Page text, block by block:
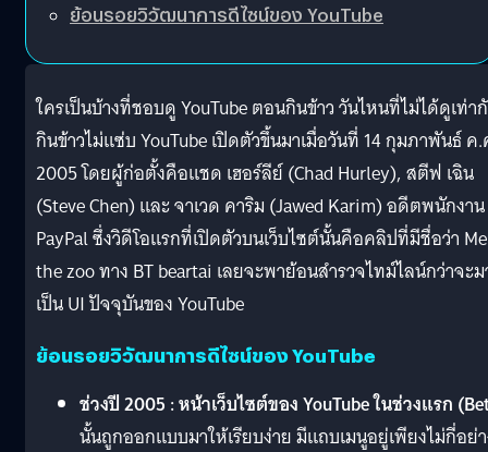
ย้อนรอยวิวัฒนาการดีไซน์ของ YouTube
ใครเป็นบ้างที่ชอบดู YouTube ตอนกินข้าว วันไหนที่ไม่ได้ดูเท่า
กินข้าวไม่แซ่บ YouTube เปิดตัวขึ้นมาเมื่อวันที่ 14 กุมภาพันธ์ ค
2005 โดยผู้ก่อตั้งคือแชด เฮอร์ลีย์ (Chad Hurley), สตีฟ เฉิน
(Steve Chen) และ จาเวด คาริม (Jawed Karim) อดีตพนักงาน
PayPal ซึ่งวิดีโอแรกที่เปิดตัวบนเว็บไซต์นั้นคือคลิปที่มีชื่อว่า
the zoo ทาง BT beartai เลยจะพาย้อนสำรวจไทม์ไลน์กว่าจะ
เป็น UI ปัจจุบันของ YouTube
ย้อนรอยวิวัฒนาการดีไซน์ของ YouTube
ช่วงปี 2005 : หน้าเว็บไซต์ของ YouTube ในช่วงแรก
นั้นถูกออกแบบมาให้เรียบง่าย มีแถบเมนูอยู่เพียงไม่กี่อย่